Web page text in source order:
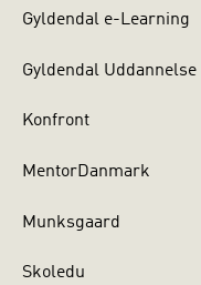
Gyldendal e-Learning
Gyldendal Uddannelse
Konfront
MentorDanmark
Munksgaard
Skoledu